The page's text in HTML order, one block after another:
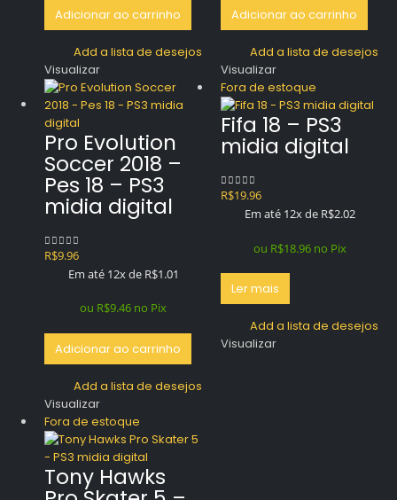
Adicionar ao carrinho
Add a lista de desejos
Visualizar
Adicionar ao carrinho
Add a lista de desejos
Visualizar
Pro Evolution
Soccer 2018 –
Pes 18 – PS3
midia digital
0out of 5
R$9.96
Em até 12x de R$1.01
ou R$9.46 no Pix
Adicionar ao carrinho
Add a lista de desejos
Visualizar
Fora de estoque
Fifa 18 – PS3
midia digital
0out of 5
R$19.96
Em até 12x de R$2.02
ou R$18.96 no Pix
Ler mais
Add a lista de desejos
Visualizar
Fora de estoque
Tony Hawks